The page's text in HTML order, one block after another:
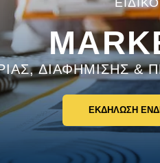
ΔΙΑΦΗΜΙΣΗΣ &
ΕΚΔΗΛΩΣΗ